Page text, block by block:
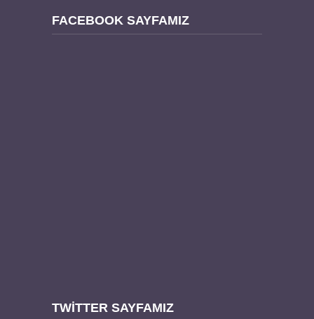
FACEBOOK SAYFAMIZ
TWITTER SAYFAMIZ